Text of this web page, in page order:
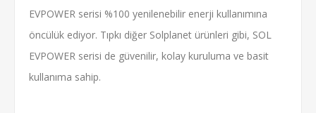
EVPOWER serisi %100 yenilenebilir enerji kullanımına
öncülük ediyor. Tıpkı diğer Solplanet ürünleri gibi, SOL
EVPOWER serisi de güvenilir, kolay kuruluma ve basit
kullanıma sahip.